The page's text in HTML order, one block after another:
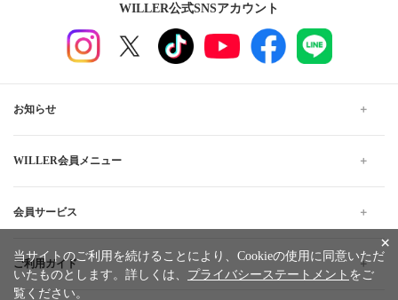
WILLER公式SNSアカウント
お知らせ
WILLER会員メニュー
会員サービス
ご利用ガイド
×
当サイトのご利用を続けることにより、Cookieの使用に同意いただ
いたものとします。詳しくは、 プライバシーステートメント をご
覧ください。